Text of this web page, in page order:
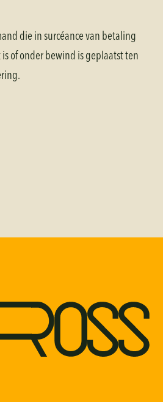
die in surcéance van betaling
of onder bewind is geplaatst ten